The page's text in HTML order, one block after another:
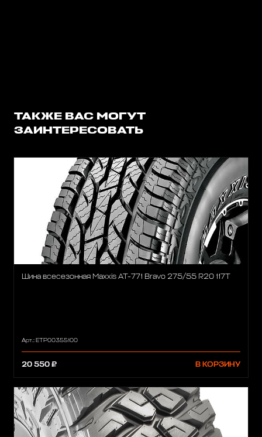
ТАКЖЕ ВАС МОГУТ
ЗАИНТЕРЕСОВАТЬ
Шина всесезонная Maxxis AT-771 Bravo 275/55 R20 117T
Арт.: ETP00355100
20 550 ₽ В КОРЗИНУ